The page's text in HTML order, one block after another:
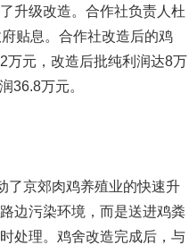
升级改造。合作社负责人杜
贴息。合作社改造后的鸡
万元，改造后批纯利润达8万
36.8万元。
京郊肉鸡养殖业的快速升
边污染环境，而是送进鸡粪
处理。鸡舍改造完成后，与